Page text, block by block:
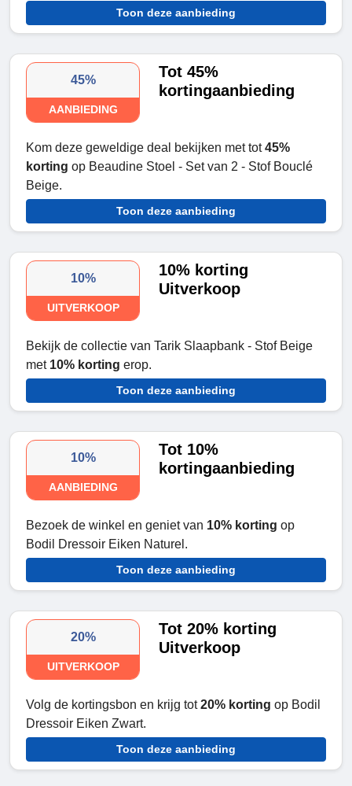
Toon deze aanbieding
45%
AANBIEDING
Tot 45%
kortingaanbieding
Kom deze geweldige deal bekijken met tot45%
korting op Beaudine Stoel - Set van 2 - Stof Bouclé
Beige.
Toon deze aanbieding
10%
UITVERKOOP
10% korting
Uitverkoop
Bekijk de collectie van Tarik Slaapbank - Stof Beige
met 10% korting erop.
Toon deze aanbieding
10%
AANBIEDING
Tot 10%
kortingaanbieding
Bezoek de winkel en geniet van 10% korting op
Bodil Dressoir Eiken Naturel.
Toon deze aanbieding
20%
UITVERKOOP
Tot 20% korting
Uitverkoop
Volg de kortingsbon en krijg tot20% korting op Bodil
Dressoir Eiken Zwart.
Toon deze aanbieding